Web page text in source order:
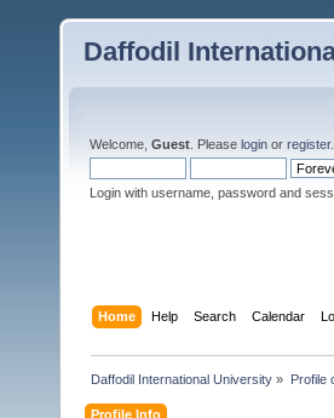
Daffodil
Welcome, Guest . Please login or register.
Login with username, password and
Home Help Search Calendar
Daffodil International University » Profile
Profile Info